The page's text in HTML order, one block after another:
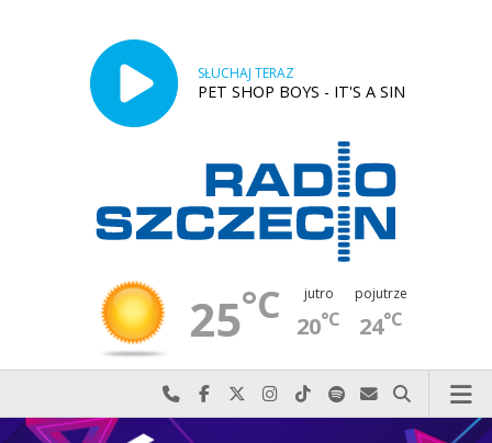
SŁUCHAJ TERAZ
PET SHOP BOYS - IT'S A SIN
25°C jutro
20°C
pojutrze
24°C
Najlepiej po prostu do nas zadzwoń
Odwiedź nas na Facebook-u
Odwiedź nas na X
Odwiedź nas na Instagram-ie
Odwiedź nas na TikTok-u
Szukaj nas na Spotify
Wyślij do nas
Szukaj